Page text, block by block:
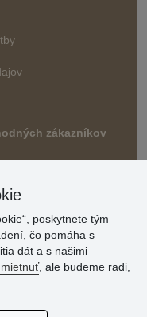
zákazníkov
poskytnete tým
čo pomáha s
dát a s našimi
, ale budeme radi,